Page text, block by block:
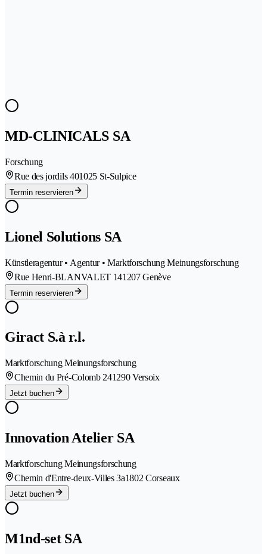
MD-CLINICALS SA
Forschung
Rue des jordils 401025 St-Sulpice
Termin reservieren
Lionel Solutions SA
Künstleragentur • Agentur • Marktforschung Meinungsforschung
Rue Henri-BLANVALET 141207 Genève
Termin reservieren
Giract S.à r.l.
Marktforschung Meinungsforschung
Chemin du Pré-Colomb 241290 Versoix
Jetzt buchen
Innovation Atelier SA
Marktforschung Meinungsforschung
Chemin d'Entre-deux-Villes 3a1802 Corseaux
Jetzt buchen
M1nd-set SA